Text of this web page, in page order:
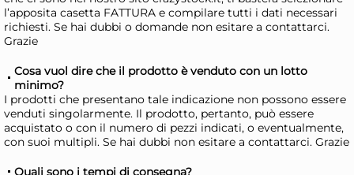
Set H&H new 3 Mini
In Porcellana, 10x10
9,83 €
Risparmia il 13%
B/
l’apposita casetta FATTURA e compilare tutti i dati necessari
richiesti. Se hai dubbi o domande non esitare a contattarci.
Grazie
Cosa vuol dire che il prodotto è venduto con un lotto
minimo?
I prodotti che presentano tale indicazione non possono essere
venduti singolarmente. Il prodotto, pertanto, può essere
acquistato o con il numero di pezzi indicati, o eventualmente,
con suoi multipli. Se hai dubbi non esitare a contattarci. Grazie
Quali sono i tempi di consegna?